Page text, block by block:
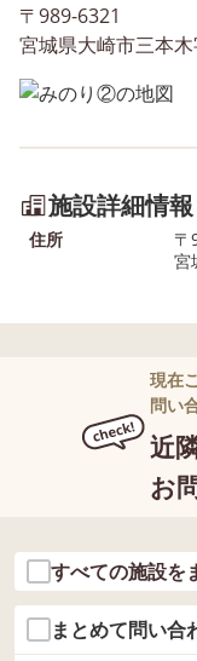
〒989-6321
宮城県大崎市三本
施設詳細情報
住所
〒
宮
現在
問い
近
お
すべての施設を
まとめて問い合